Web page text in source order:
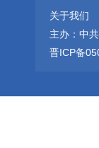
关于我们
主办：中
晋ICP备